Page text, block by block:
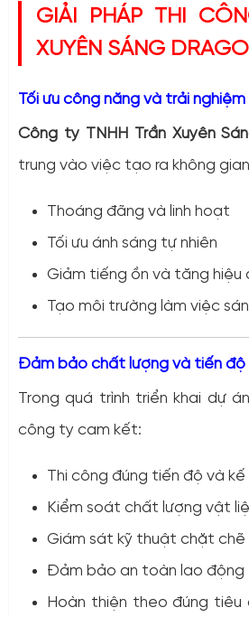
GIẢI PHÁP THI
XUYÊN SÁNG
Tối ưu công năng và trải
Công ty TNHH Trần Xuyên
trung vào việc tạo ra không
Thoáng đãng và linh hoạt
Tối ưu ánh sáng tự nhiên
Giảm tiếng ồn và tăng hiệu
Tạo môi trường làm việc
Đảm bảo chất lượng và tiến độ
Trong quá trình triển khai dự
công ty cam kết:
Thi công đúng tiến độ và
Kiểm soát chất lượng vật
Giám sát kỹ thuật chặt chẽ
Đảm bảo an toàn lao
Hoàn thiện theo đúng tiêu